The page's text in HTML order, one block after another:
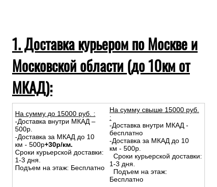
1. Доставка курьером по Москве и
Московской области (до 10км от
МКАД):
На сумму до 15000 руб. :
-Доставка внутри МКАД –
500р.
-Доставка за МКАД до 10
км - 500р+30р/км.
Сроки курьерской доставки:
1-3 дня.
Подъем на этаж: Бесплатно
На сумму свыше 15000 руб.
:
-Доставка внутри МКАД -
бесплатно
-Доставка за МКАД до 10
км - 500р.
Сроки курьерской доставки:
1-3 дня.
Подъем на этаж:
Бесплатно